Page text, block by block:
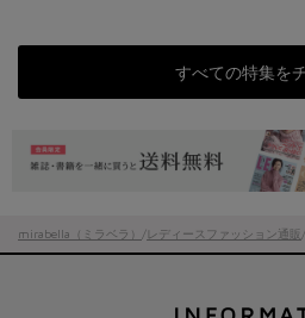
すべての特集を
mirabella（ミラベラ） / レディースファッション通販